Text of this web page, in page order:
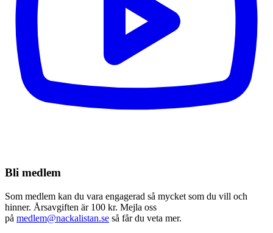
Bli medlem
Som medlem kan du vara engagerad så mycket som du vill och
hinner. Årsavgiften är 100 kr. Mejla oss
på medlem@nackalistan.se så får du veta mer.